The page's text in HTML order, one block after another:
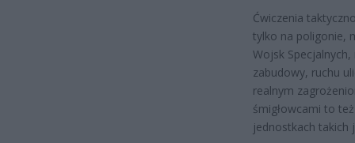
Ćwiczenia
tylko na poligonie,
Wojsk
zabudowy, ruchu
realnym
śmigłowcami to
jednostkach takich